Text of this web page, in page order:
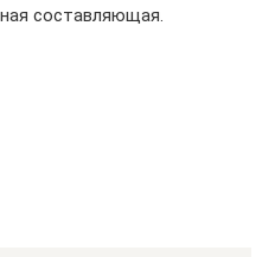
составляющая.